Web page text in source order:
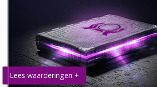
Lees waarderingen +